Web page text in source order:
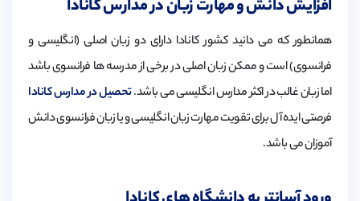
افزایش دانش و مهارت زبان در مدارس کانادا
همانطور که می دانید کشور کانادا دارای دو زبان اصلی (انگلیسی و
فرانسوی) است و ممکن زبان اصلی در برخی از مدرسه ها فرانسوی باشد
اما زبان غالب در اکثر مدارس انگلیسی می باشد.تحصیل در مدارس کانادا
فرصتی ایده آل برای تقویت مهارت زبان انگلیسی و یا زبان فرانسوی دانش
آموزان می باشد.